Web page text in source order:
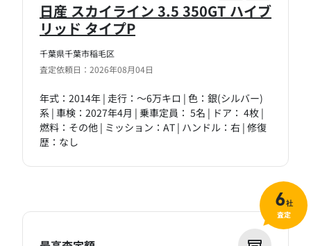
千葉県千葉市稲毛区
査定依頼日：2026年08月04日
日産 スカイライン 3.5 350GT ハイブ
リッド タイプP
年式：2014年 | 走行：～6万キロ | 色：銀(シルバー)
系 | 車検：2027年4月 | 乗車定員： 5名 | ドア： 4枚 |
燃料：その他 | ミッション：AT | ハンドル：右 | 修復
歴：なし
6社
査定